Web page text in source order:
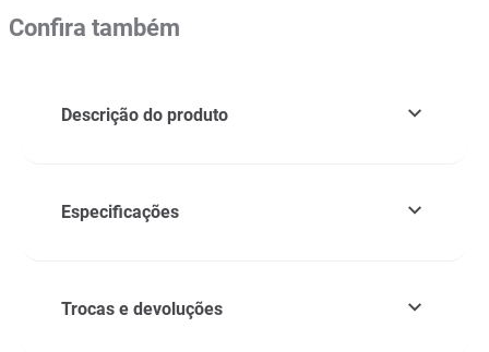
Confira também
Descrição do produto
Especificações
Trocas e devoluções